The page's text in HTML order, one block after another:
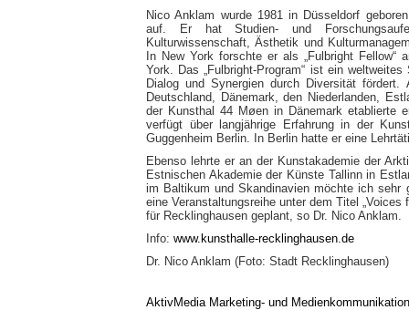
Nico Anklam wurde 1981 in Düsseldorf
auf. Er hat Studien- und
Kulturwissenschaft, Ästhetik und
In New York forschte er als „Fulbright
York. Das „Fulbright-Program“ ist ein
Dialog und Synergien durch Diversität
Deutschland, Dänemark, den Niederlanden,
der Kunsthal 44 Møen in Dänemark etablierte
verfügt über langjährige Erfahrung in der
Guggenheim Berlin. In Berlin hatte er eine
Ebenso lehrte er an der Kunstakademie der
Estnischen Akademie der Künste Tallinn in
im Baltikum und Skandinavien möchte ich sehr
eine Veranstaltungsreihe unter dem Titel
für Recklinghausen geplant, so Dr. Nico Anklam.
Info: www.kunsthalle-recklinghausen.de
Dr. Nico Anklam (Foto: Stadt Recklinghausen)
AktivMedia Marketing- und